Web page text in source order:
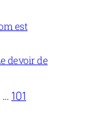
est
devoir de
… 101